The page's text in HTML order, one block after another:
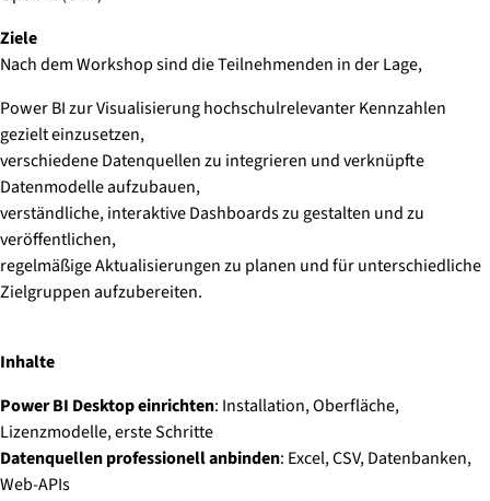
Ziele
Nach dem Workshop sind die Teilnehmenden in der Lage,
Power BI zur Visualisierung hochschulrelevanter Kennzahlen
gezielt einzusetzen,
verschiedene Datenquellen zu integrieren und verknüpfte
Datenmodelle aufzubauen,
verständliche, interaktive Dashboards zu gestalten und zu
veröffentlichen,
regelmäßige Aktualisierungen zu planen und für unterschiedliche
Zielgruppen aufzubereiten.
Inhalte
Power BI Desktop einrichten: Installation, Oberfläche,
Lizenzmodelle, erste Schritte
Datenquellen professionell anbinden: Excel, CSV, Datenbanken,
Web-APIs